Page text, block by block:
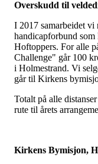
Overskudd til
I 2017 samarbeidet
handicapforbund som
Hoftoppers. For alle
Challenge" går 100
i Holmestrand. Vi
går til Kirkens
Totalt på alle
rute til årets
Kirkens Bymisjon,